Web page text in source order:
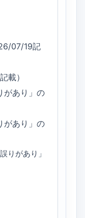
07/19記
載）
があり」の
があり」の
りがあり」